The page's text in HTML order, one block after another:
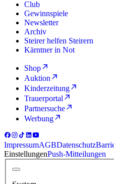
Club
Gewinnspiele
Newsletter
Archiv
Steirer helfen Steirern
Kärntner in Not
Shop
Auktion
Kinderzeitung
Trauerportal
Partnersuche
Werbung
ImpressumAGBDatenschutz
EinstellungenPush-Mitteilungen